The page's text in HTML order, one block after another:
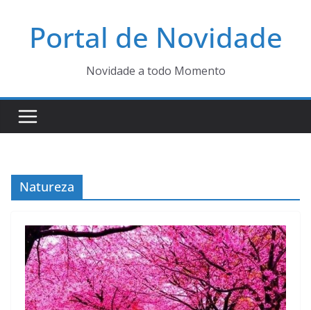
Portal de Novidade
Novidade a todo Momento
Natureza